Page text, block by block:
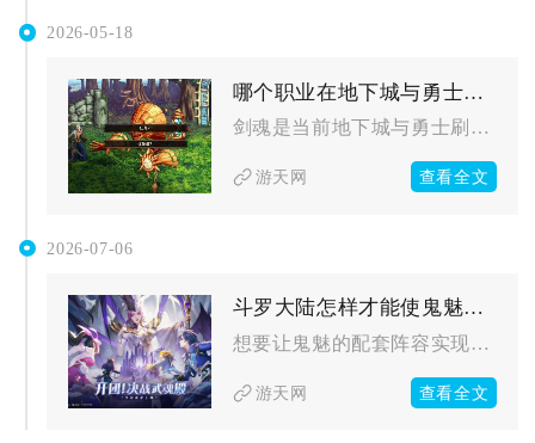
2026-05-18
哪个职业在地下城与勇士的刷图中更出色
剑魂是当前地下城与勇士刷图表现最出色的职业，凭借全能均衡的综...
游天网 查看全文
2026-07-06
斗罗大陆怎样才能使鬼魅搭配的阵容更加灵活多变
想要让鬼魅的配套阵容实现灵活多变，核心方式是不绑定固定输出与...
游天网 查看全文